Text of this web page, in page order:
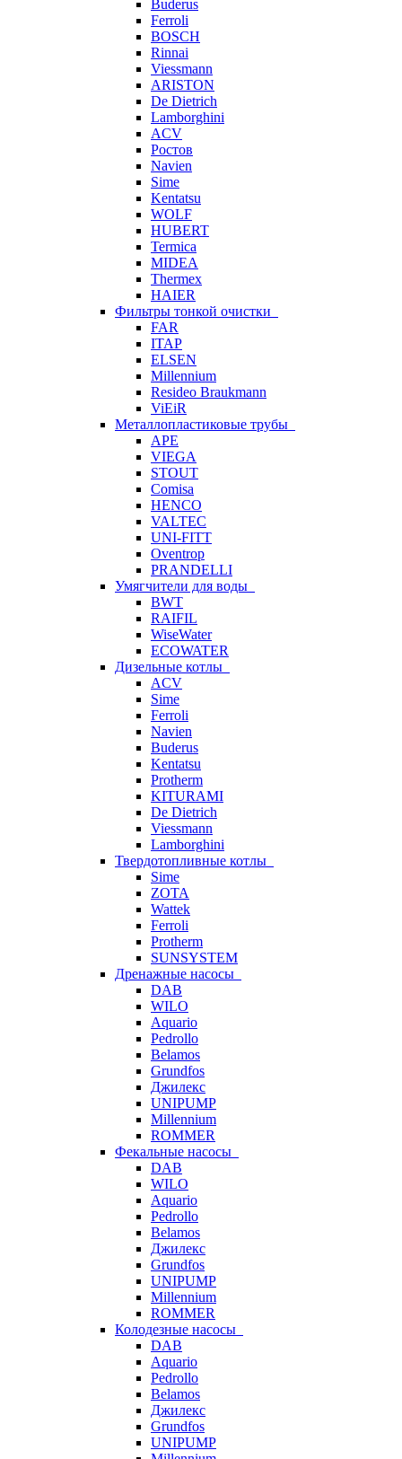
Buderus
Ferroli
BOSCH
Rinnai
Viessmann
ARISTON
De Dietrich
Lamborghini
ACV
Ростов
Navien
Sime
Kentatsu
WOLF
HUBERT
Termica
MIDEA
Thermex
HAIER
Фильтры тонкой очистки
FAR
ITAP
ELSEN
Millennium
Resideo Braukmann
ViEiR
Металлопластиковые трубы
APE
VIEGA
STOUT
Comisa
HENCO
VALTEC
UNI-FITT
Oventrop
PRANDELLI
Умягчители для воды
BWT
RAIFIL
WiseWater
ECOWATER
Дизельные котлы
ACV
Sime
Ferroli
Navien
Buderus
Kentatsu
Protherm
KITURAMI
De Dietrich
Viessmann
Lamborghini
Твердотопливные котлы
Sime
ZOTA
Wattek
Ferroli
Protherm
SUNSYSTEM
Дренажные насосы
DAB
WILO
Aquario
Pedrollo
Belamos
Grundfos
Джилекс
UNIPUMP
Millennium
ROMMER
Фекальные насосы
DAB
WILO
Aquario
Pedrollo
Belamos
Джилекс
Grundfos
UNIPUMP
Millennium
ROMMER
Колодезные насосы
DAB
Aquario
Pedrollo
Belamos
Джилекс
Grundfos
UNIPUMP